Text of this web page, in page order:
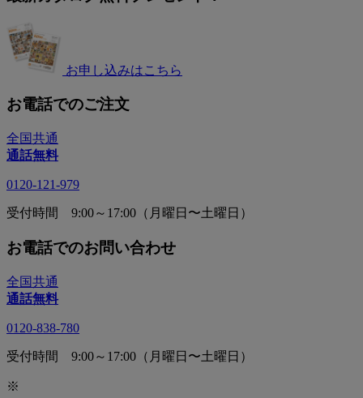
お申し込みはこちら
お電話でのご注文
全国共通
通話無料
0120-121-979
受付時間 9:00～17:00（月曜日〜土曜日）
お電話でのお問い合わせ
全国共通
通話無料
0120-838-780
受付時間 9:00～17:00（月曜日〜土曜日）
※